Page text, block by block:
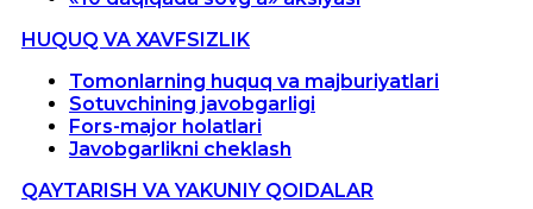
HUQUQ VA XAVFSIZLIK
Tomonlarning huquq va majburiyatlari
Sotuvchining javobgarligi
Fors-major holatlari
Javobgarlikni cheklash
QAYTARISH VA YAKUNIY QOIDALAR